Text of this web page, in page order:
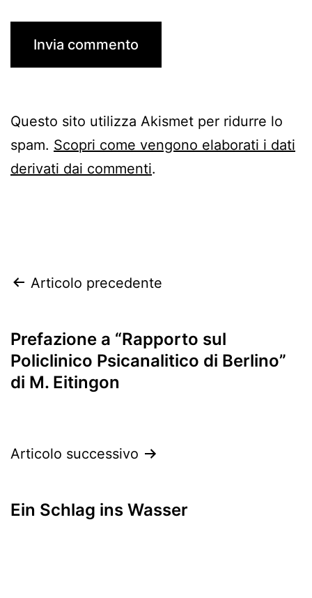
Questo sito utilizza Akismet per ridurre lo
spam. Scopri come vengono elaborati i dati
derivati dai commenti.
articoli
Articolo precedente
Prefazione a “Rapporto sul
Policlinico Psicanalitico di Berlino”
di M. Eitingon
Articolo successivo
Ein Schlag ins Wasser